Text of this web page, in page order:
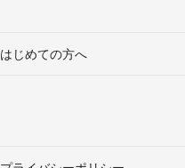
はじめての方へ